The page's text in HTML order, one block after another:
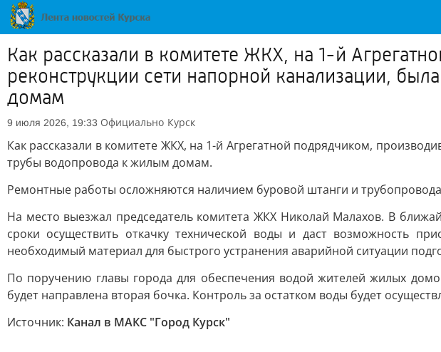
Как рассказали в комитете ЖКХ, на 1-й
реконструкции сети напорной канализации,
домам
9 июля 2026, 19:33 Официально Курск
Как рассказали в комитете ЖКХ, на 1-й Агрегатной подрядчиком,
трубы водопровода к жилым домам.
Ремонтные работы осложняются наличием буровой штанги и
На место выезжал председатель комитета ЖКХ Николай Малахов. В
сроки осуществить откачку технической воды и даст возможность
необходимый материал для быстрого устранения аварийной ситуации
По поручению главы города для обеспечения водой жителей жилых
будет направлена вторая бочка. Контроль за остатком воды будет
Источник: Канал в МАКС "Город Курск"